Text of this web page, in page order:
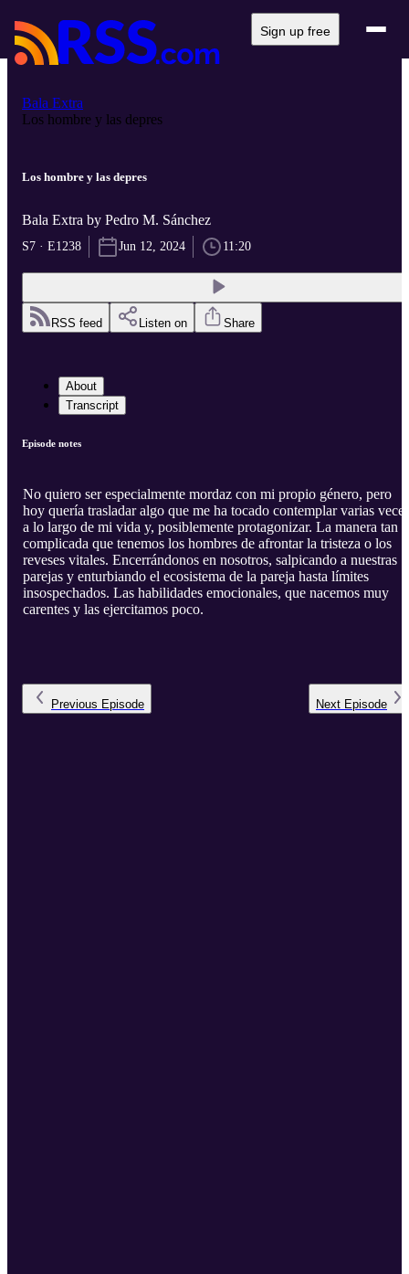
Sign up free
Bala Extra
Los hombre y las depres
Los hombre y las depres
Bala Extra by Pedro M. Sánchez
S7 · E1238 Jun 12, 2024 11:20
RSS feed Listen on Share
About
Transcript
Episode notes
No quiero ser especialmente mordaz con mi propio género, pero
hoy quería trasladar algo que me ha tocado contemplar varias veces
a lo largo de mi vida y, posiblemente protagonizar. La manera tan
complicada que tenemos los hombres de afrontar la tristeza o los
reveses vitales. Encerrándonos en nosotros, salpicando a nuestras
parejas y enturbiando el ecosistema de la pareja hasta límites
insospechados. Las habilidades emocionales, que nacemos muy
carentes y las ejercitamos poco.
Previous Episode Next Episode